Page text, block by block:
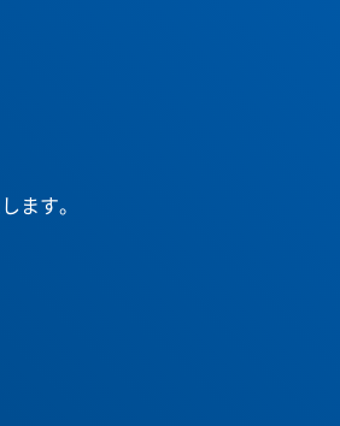
ます。